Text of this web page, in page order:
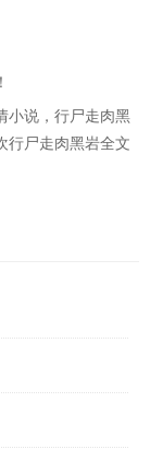
小说，行尸走肉黑
行尸走肉黑岩全文